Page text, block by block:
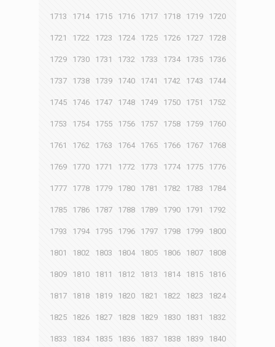
1713 1714 1715 1716 1717 1718 1719 1720
1721 1722 1723 1724 1725 1726 1727 1728
1729 1730 1731 1732 1733 1734 1735 1736
1737 1738 1739 1740 1741 1742 1743 1744
1745 1746 1747 1748 1749 1750 1751 1752
1753 1754 1755 1756 1757 1758 1759 1760
1761 1762 1763 1764 1765 1766 1767 1768
1769 1770 1771 1772 1773 1774 1775 1776
1777 1778 1779 1780 1781 1782 1783 1784
1785 1786 1787 1788 1789 1790 1791 1792
1793 1794 1795 1796 1797 1798 1799 1800
1801 1802 1803 1804 1805 1806 1807 1808
1809 1810 1811 1812 1813 1814 1815 1816
1817 1818 1819 1820 1821 1822 1823 1824
1825 1826 1827 1828 1829 1830 1831 1832
1833 1834 1835 1836 1837 1838 1839 1840